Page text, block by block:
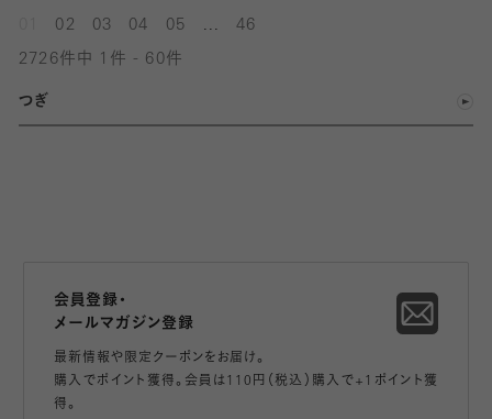
02 03 04 05 46
2726件中 1件 - 60件
つぎ
会員登録・
メールマガジン登録
最新情報や限定クーポンをお届け。
購入でポイント獲得。会員は110円（税込）購入で+1ポイント獲
得。